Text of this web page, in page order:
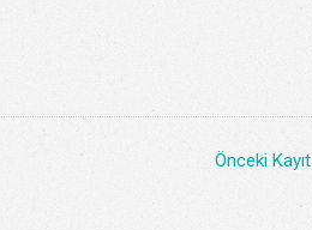
Önceki Kayıt